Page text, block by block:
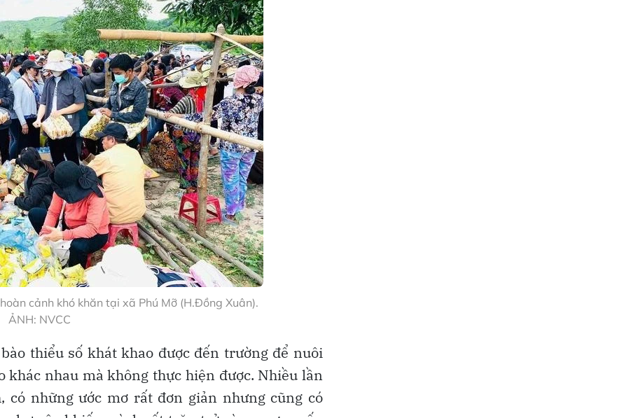
cảnh khó khăn tại xã Phú Mỡ (H.Đồng Xuân).
ẢNH: NVCC
thiểu số khát khao được đến trường để nuôi
nhau mà không thực hiện được. Nhiều lần
có những ước mơ rất đơn giản nhưng cũng có